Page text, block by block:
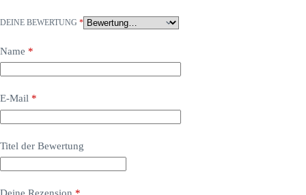
DEINE BEWERTUNG *
Name *
E-Mail *
Titel der Bewertung